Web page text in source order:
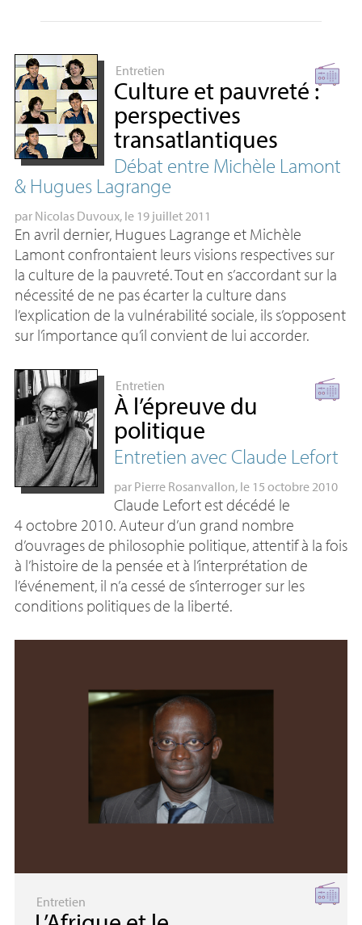
Entretien
Culture et pauvreté :
perspectives
transatlantiques
Débat entre Michèle Lamont
& Hugues Lagrange
par Nicolas Duvoux, le 19 juillet 2011
En avril dernier, Hugues Lagrange et Michèle
Lamont confrontaient leurs visions respectives sur
la culture de la pauvreté. Tout en s’accordant sur la
nécessité de ne pas écarter la culture dans
l’explication de la vulnérabilité sociale, ils s’opposent
sur l’importance qu’il convient de lui accorder.
Entretien
À l’épreuve du
politique
Entretien avec Claude Lefort
par Pierre Rosanvallon, le 15 octobre 2010
Claude Lefort est décédé le
4 octobre 2010. Auteur d’un grand nombre
d’ouvrages de philosophie politique, attentif à la fois
à l’histoire de la pensée et à l’interprétation de
l’événement, il n’a cessé de s’interroger sur les
conditions politiques de la liberté.
Entretien